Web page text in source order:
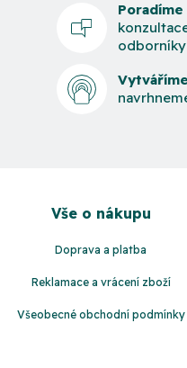
odborníky
Vše o nákupu
Doprava a platba
Reklamace a vrácení zboží
Všeobecné obchodní podmínky